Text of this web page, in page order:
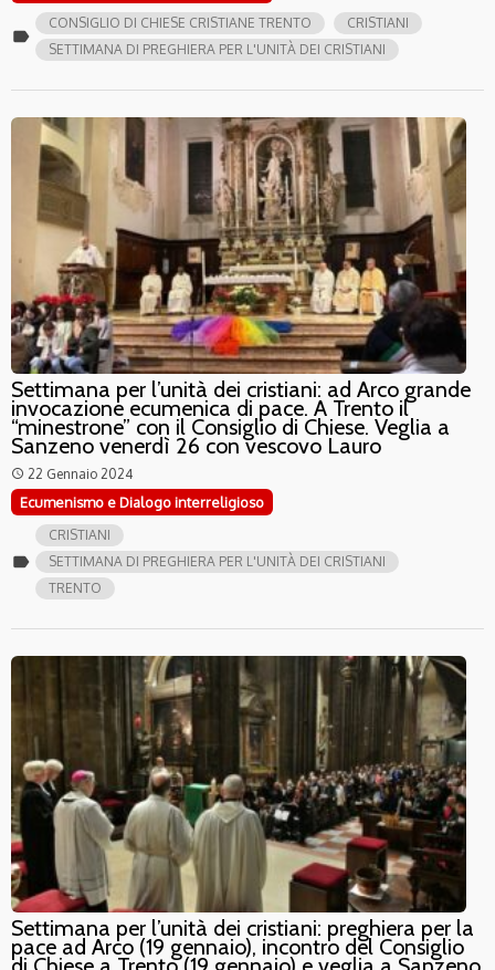
label
CONSIGLIO DI CHIESE CRISTIANE TRENTO
CRISTIANI
SETTIMANA DI PREGHIERA PER L'UNITÀ DEI CRISTIANI
Settimana per l’unità dei cristiani: ad Arco grande
invocazione ecumenica di pace. A Trento il
“minestrone” con il Consiglio di Chiese. Veglia a
Sanzeno venerdì 26 con vescovo Lauro
access_time 22 Gennaio 2024
Ecumenismo e Dialogo interreligioso
label
CRISTIANI
SETTIMANA DI PREGHIERA PER L'UNITÀ DEI CRISTIANI
TRENTO
Settimana per l’unità dei cristiani: preghiera per la
pace ad Arco (19 gennaio), incontro del Consiglio